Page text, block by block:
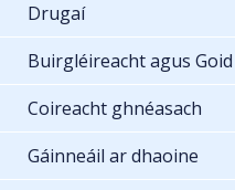
Drugaí
Buirgléireacht agus Goid
Coireacht ghnéasach
Gáinneáil ar dhaoine